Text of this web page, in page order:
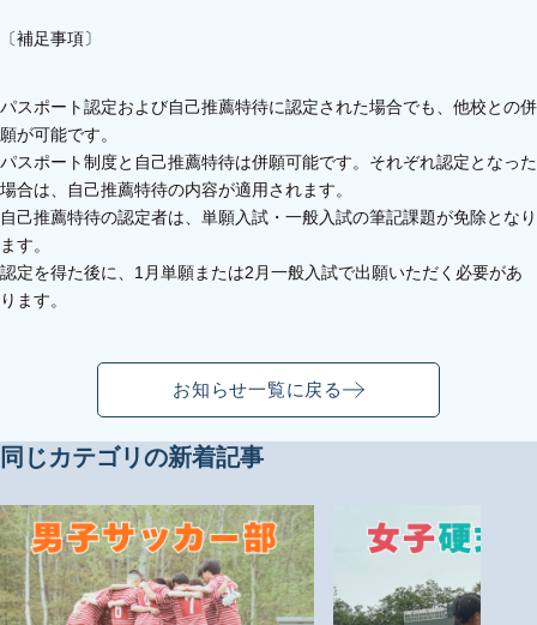
〔補足事項〕
パスポート認定および自己推薦特待に認定された場合でも、他校との併
願が可能です。
パスポート制度と自己推薦特待は併願可能です。それぞれ認定となった
場合は、自己推薦特待の内容が適用されます。
自己推薦特待の認定者は、単願入試・一般入試の筆記課題が免除となり
ます。
認定を得た後に、1月単願または2月一般入試で出願いただく必要があ
ります。
お知らせ一覧に戻る
同じカテゴリの新着記事